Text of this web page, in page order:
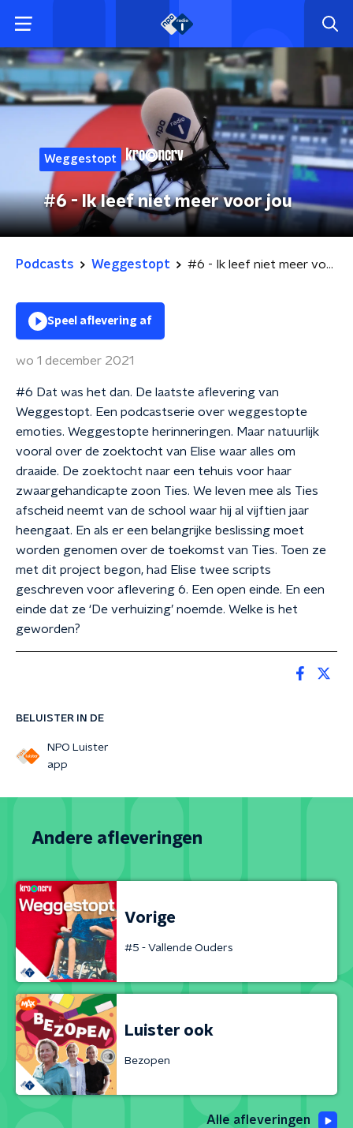
Weggestopt
#6 - Ik leef niet meer voor jou
Podcasts Weggestopt #6 - Ik leef niet meer voor jou
BELUISTER IN DE
NPO Luister
app
Speel aflevering af
wo 1 december 2021
#6 Dat was het dan. De laatste aflevering van
Weggestopt. Een podcastserie over weggestopte
emoties. Weggestopte herinneringen. Maar natuurlijk
vooral over de zoektocht van Elise waar alles om
draaide. De zoektocht naar een tehuis voor haar
zwaargehandicapte zoon Ties. We leven mee als Ties
afscheid neemt van de school waar hij al vijftien jaar
heengaat. En als er een belangrijke beslissing moet
worden genomen over de toekomst van Ties. Toen ze
met dit project begon, had Elise twee scripts
geschreven voor aflevering 6. Een open einde. En een
einde dat ze ‘De verhuizing’ noemde. Welke is het
geworden?
Andere afleveringen
Vorige
#5 - Vallende Ouders
Luister ook
Bezopen
Alle afleveringen